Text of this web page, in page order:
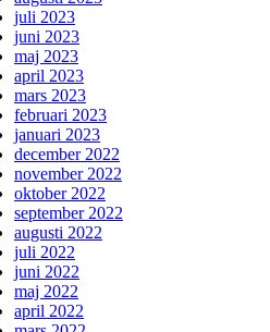
juli 2023
juni 2023
maj 2023
april 2023
mars 2023
februari 2023
januari 2023
december 2022
november 2022
oktober 2022
september 2022
augusti 2022
juli 2022
juni 2022
maj 2022
april 2022